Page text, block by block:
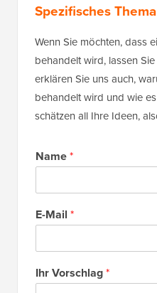
Spezifisches
Wenn Sie möchten, dass
behandelt wird, lassen
erklären Sie uns auch,
behandelt wird und wie
schätzen all Ihre Ideen,
Name*
E-Mail *
Ihr Vorschlag*